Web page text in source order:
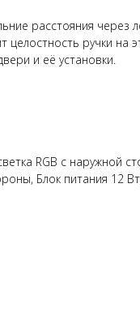
расстояния
целостность ручки
и её установки.
RGB с наружной
Блок питания 12